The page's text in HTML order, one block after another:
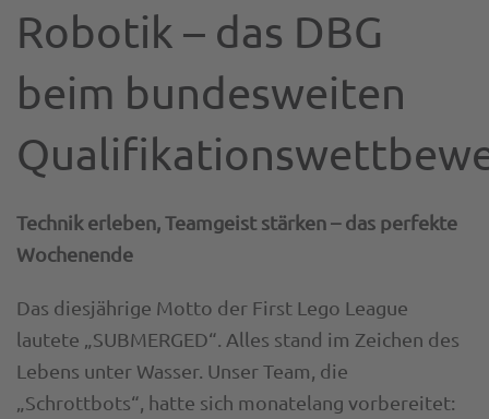
Robotik – das DBG
beim bundesweiten
Technik erleben, Teamgeist stärken – das perfekte
Wochenende
Das diesjährige Motto der First Lego League
lautete „SUBMERGED“. Alles stand im Zeichen des
Lebens unter Wasser. Unser Team, die
„Schrottbots“, hatte sich monatelang vorbereitet: